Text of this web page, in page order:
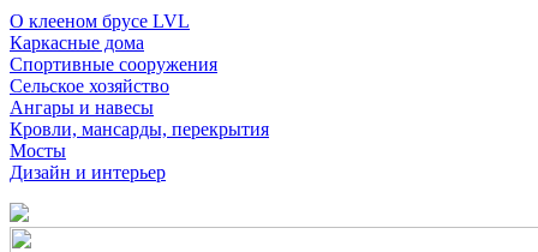
О клееном брусе LVL
Каркасные дома
Спортивные сооружения
Сельское хозяйство
Ангары и навесы
Кровли, мансарды, перекрытия
Мосты
Дизайн и интерьер